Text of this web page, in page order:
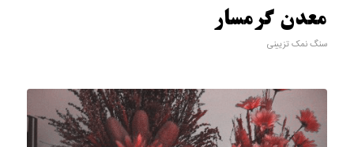
معدن گرمسار
سنگ نمک تزیینی